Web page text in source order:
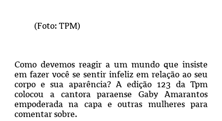
(Foto: TPM)
Como devemos reagir a um mundo que insiste
em fazer você se sentir infeliz em relação ao seu
corpo e sua aparência? A edição 123 da Tpm
colocou a cantora paraense Gaby Amarantos
empoderada na capa e outras mulheres para
comentar sobre.